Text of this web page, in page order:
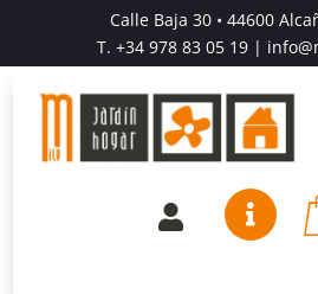
Calle Baja 30 • 44600
T. +34 978 83 05 19|
 